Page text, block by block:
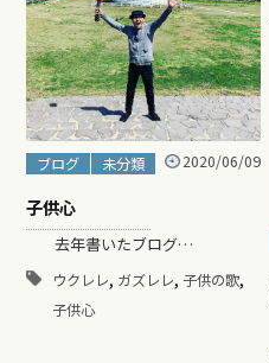
ブログ 未分類 2020/06/09
子供心
去年書いたブログ…
ウクレレ, ガズレレ, 子供の歌,
子供心